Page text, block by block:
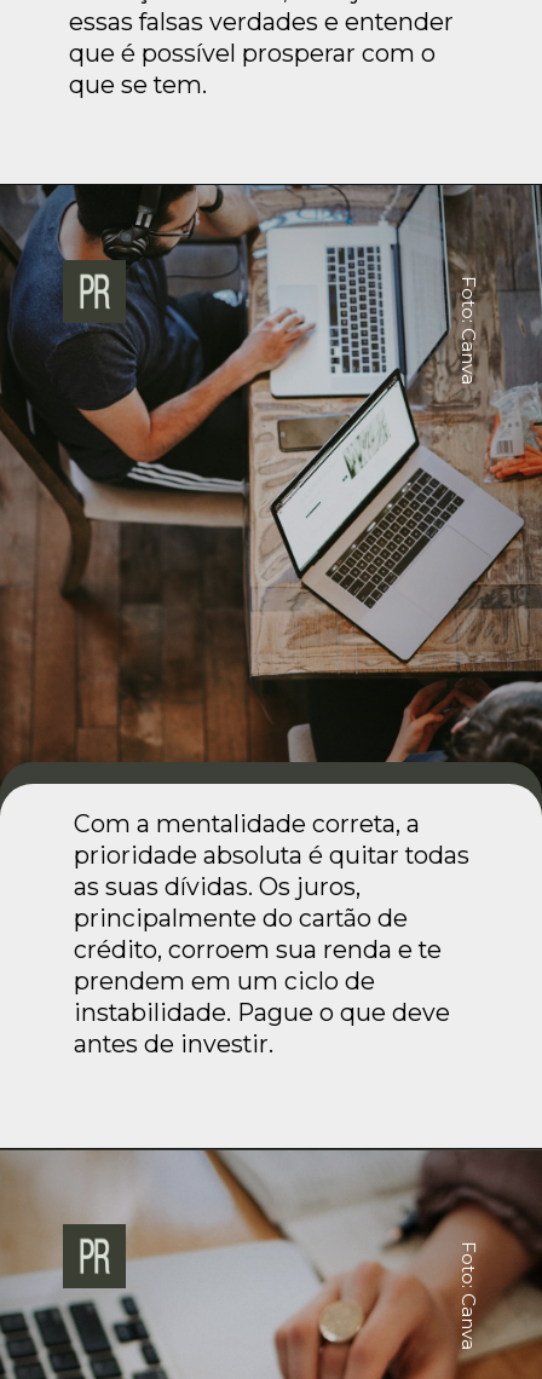
essas falsas verdades e entender
que é possível prosperar com o
que se tem.
Foto: Canva
Com a mentalidade correta, a
prioridade absoluta é quitar todas
as suas dívidas. Os juros,
principalmente do cartão de
crédito, corroem sua renda e te
prendem em um ciclo de
instabilidade. Pague o que deve
antes de investir.
Foto: Canva